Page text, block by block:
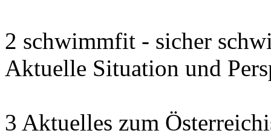
2 schwimmfit - sicher
Aktuelle Situation und
3 Aktuelles zum